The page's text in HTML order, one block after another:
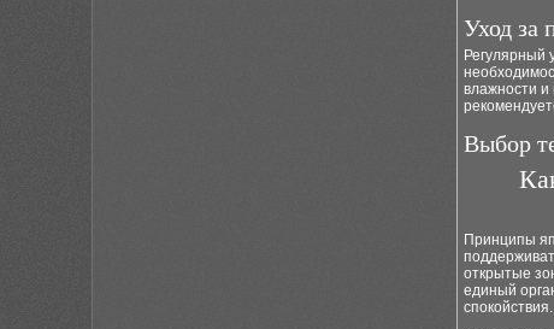
Уход за
Регулярный
влажности и
Выбор
Принципы
открытые
единый
спокойствия.